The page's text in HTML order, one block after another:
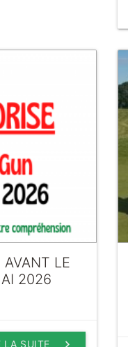
LE
2026
keyboard_arrow_right
LA SUITE